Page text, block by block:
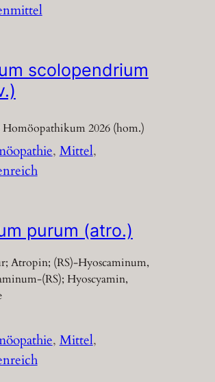
scolopendrium
Homöopathikum 2026 (hom.)
, Mittel
purum (atro.)
Atropin; (RS)-Hyoscaminum,
(RS); Hyoscyamin,
, Mittel